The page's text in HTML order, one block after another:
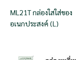
ML21T กล่องใสใส่ของ
อเนกประสงค์ (L)